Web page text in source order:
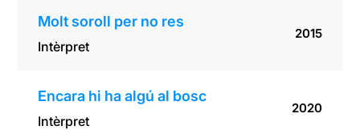
Molt soroll per no res
Intèrpret
2015
Encara hi ha algú al bosc
Intèrpret
2020